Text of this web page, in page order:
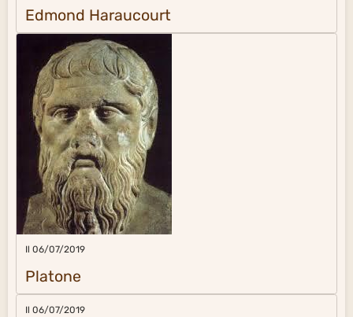
Edmond Haraucourt
Il 06/07/2019
Platone
Il 06/07/2019